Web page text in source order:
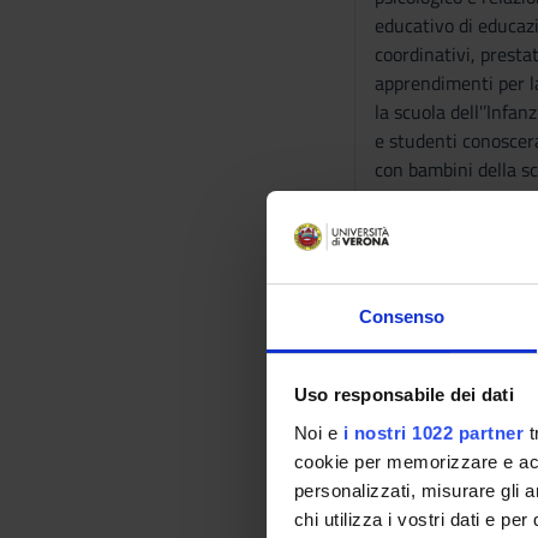
Consenso
Uso responsabile dei dati
Noi e i nostri 1022 partner
cookie per memorizzare e
personalizzati, misurare gli
chi utilizza i vostri dati e per
educativo di
coordinativi,
apprendimenti per
la scuola
e studenti
con bambini della
dei Campi e delle
principi generali
criteri di base atti a
metodologici
affrontare la
dovranno essere
unità di
PRIMARIA: Al
definendone
allo sviluppo degli
PRIMARIA:Al
individuandone